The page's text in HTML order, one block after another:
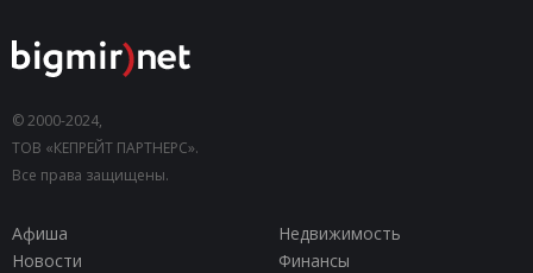
© 2000-2024,
ТОВ «КЕПРЕЙТ ПАРТНЕРС».
Все права защищены.
Афиша
Недвижимость
Новости
Финансы